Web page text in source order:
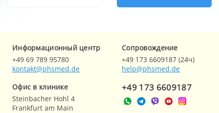
Информационный центр
+49 69 789 95780
kontakt@phsmed.de
Cопровождение
+49 173 6609187 (24ч)
help@phsmed.de
Офис в клинике
Steinbacher Hohl 4
Frankfurt am Main
+49 173 6609187